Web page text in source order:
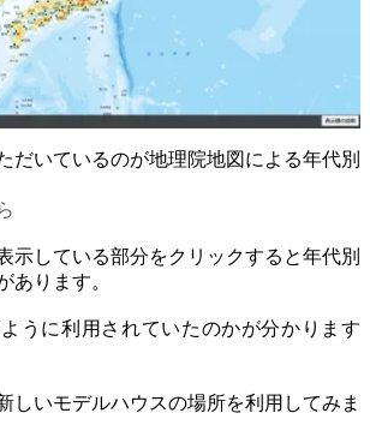
だいているのが地理院地図による年代別
示している部分をクリックすると年代別
あります。
うに利用されていたのかが分かります
しいモデルハウスの場所を利用してみま